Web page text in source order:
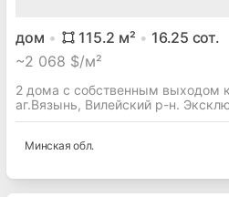
дом 115.2 м² 16.25 сот.
~2 068 $/м²
2 дома с собственным выходом
аг.Вязынь, Вилейский р-н.
Минская обл.